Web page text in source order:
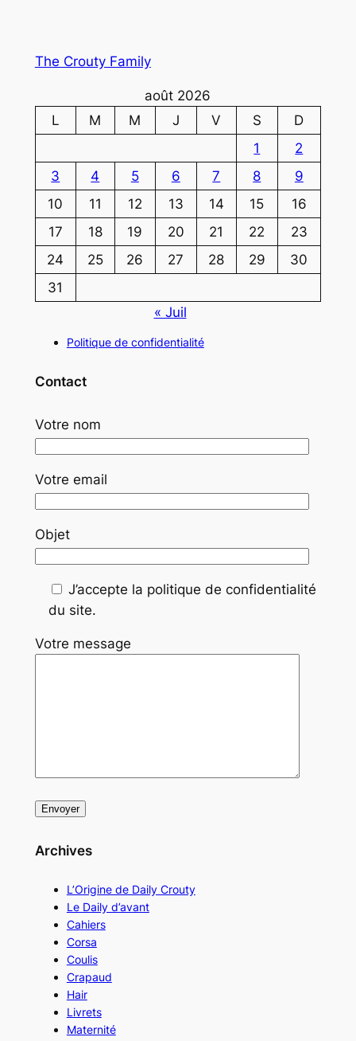
The Crouty Family
août 2026
L
M M J V S
D
1
2
3
4 5 6 7 8
9
10
11 12 13 14 15
16
17
18 19 20 21 22
23
24
25 26 27 28 29
30
31
« Juil
Politique de confidentialité
Contact
Votre nom
Votre email
Objet
J’accepte la politique de confidentialité
du site.
Votre message
Archives
L’Origine de Daily Crouty
Le Daily d’avant
Cahiers
Corsa
Coulis
Crapaud
Hair
Livrets
Maternité